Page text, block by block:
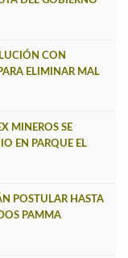
CON
ELIMINAR MAL
MINEROS SE
EN PARQUE EL
POSTULAR HASTA
PAMMA